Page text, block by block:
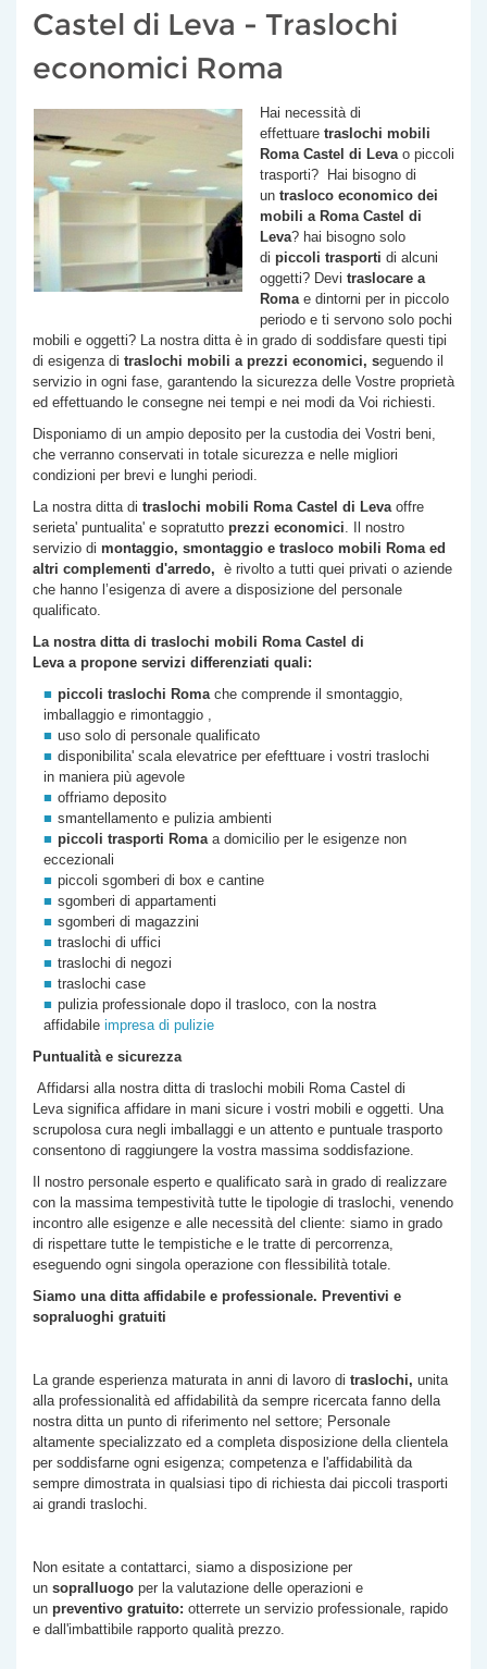
Castel di Leva - Traslochi
economici Roma
Hai necessità di
effettuare traslochi mobili
Roma Castel di Leva o piccoli
trasporti? Hai bisogno di
un trasloco economico dei
mobili a Roma Castel di
Leva? hai bisogno solo
di piccoli trasporti di alcuni
oggetti? Devi traslocare a
Romae dintorni per in piccolo
periodo e ti servono solo pochi
mobili e oggetti? La nostra ditta è in grado di soddisfare questi tipi
di esigenza di traslochi mobili a prezzi economici, seguendo il
servizio in ogni fase, garantendo la sicurezza delle Vostre proprietà
ed effettuando le consegne nei tempi e nei modi da Voi richiesti.
Disponiamo di un ampio deposito per la custodia dei Vostri beni,
che verranno conservati in totale sicurezza e nelle migliori
condizioni per brevi e lunghi periodi.
La nostra ditta di traslochi mobili Roma Castel di Levaoffre
serieta' puntualita' e sopratutto prezzi economici. Il nostro
servizio di montaggio, smontaggio e trasloco mobili Roma ed
altri complementi d'arredo, è rivolto a tutti quei privati o aziende
che hanno l’esigenza di avere a disposizione del personale
qualificato.
La nostra ditta di traslochi mobili Roma Castel di
Levaa propone servizi differenziati quali:
piccoli traslochi Romache comprende il smontaggio,
imballaggio e rimontaggio ,
uso solo di personale qualificato
disponibilita' scala elevatrice per efefttuare i vostri traslochi
in maniera più agevole
offriamo deposito
smantellamento e pulizia ambienti
piccoli trasporti Romaa domicilio per le esigenze non
eccezionali
piccoli sgomberi di box e cantine
sgomberi di appartamenti
sgomberi di magazzini
traslochi di uffici
traslochi di negozi
traslochi case
pulizia professionale dopo il trasloco, con la nostra
affidabile impresa di pulizie
Puntualità e sicurezza
Affidarsi alla nostra ditta di traslochi mobili Roma Castel di
Leva significa affidare in mani sicure i vostri mobili e oggetti. Una
scrupolosa cura negli imballaggi e un attento e puntuale trasporto
consentono di raggiungere la vostra massima soddisfazione.
Il nostro personale esperto e qualificato sarà in grado di realizzare
con la massima tempestività tutte le tipologie di traslochi, venendo
incontro alle esigenze e alle necessità del cliente: siamo in grado
di rispettare tutte le tempistiche e le tratte di percorrenza,
eseguendo ogni singola operazione con flessibilità totale.
Siamo una ditta affidabile e professionale. Preventivi e
sopraluoghi gratuiti
La grande esperienza maturata in anni di lavoro di traslochi, unita
alla professionalità ed affidabilità da sempre ricercata fanno della
nostra ditta un punto di riferimento nel settore; Personale
altamente specializzato ed a completa disposizione della clientela
per soddisfarne ogni esigenza; competenza e l'affidabilità da
sempre dimostrata in qualsiasi tipo di richiesta dai piccoli trasporti
ai grandi traslochi.
Non esitate a contattarci, siamo a disposizione per
un sopralluogo per la valutazione delle operazioni e
un preventivo gratuito: otterrete un servizio professionale, rapido
e dall'imbattibile rapporto qualità prezzo.